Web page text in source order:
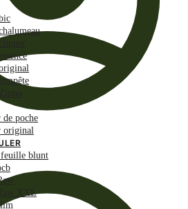
de poche
original
blunt
XXL